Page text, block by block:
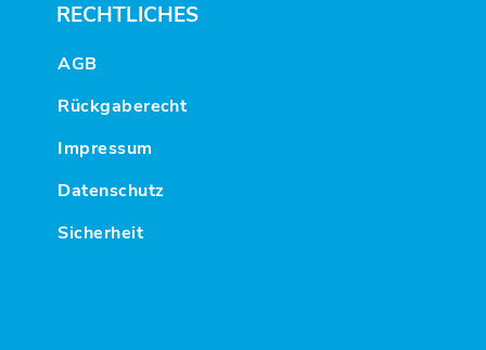
RECHTLICHES
AGB
Rückgaberecht
Impressum
Datenschutz
Sicherheit